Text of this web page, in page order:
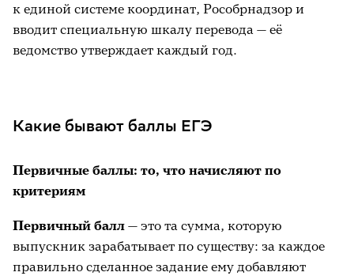
к единой системе координат, Рособрнадзор и
вводит специальную шкалу перевода — её
ведомство утверждает каждый год.
Какие бывают баллы ЕГЭ
Первичные баллы: то, что начисляют по
критериям
Первичный балл — это та сумма, которую
выпускник зарабатывает по существу: за каждое
правильно сделанное задание ему добавляют